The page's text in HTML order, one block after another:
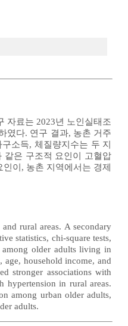
자료는 2023년 노인실태조
였다. 연구 결과, 농촌 거주
소득, 체질량지수는 두 지
같은 구조적 요인이 고혈압
이, 농촌 지역에서는 경제
rural areas. A secondary
statistics, chi-square tests,
among older adults living in
age, household income, and
stronger associations with
hypertension in rural areas.
among urban older adults,
adults.